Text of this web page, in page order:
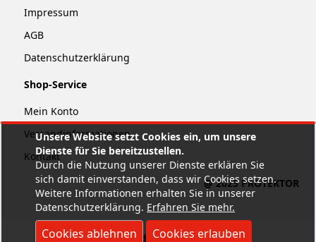
Unsere Website setzt Cookies ein, um unsere
Dienste für Sie bereitzustellen.
Durch die Nutzung unserer Dienste erklären Sie
sich damit einverstanden, dass wir Cookies setzen.
Weitere Informationen erhalten Sie in unserer
Datenschutzerklärung. Erfahren Sie mehr.
Cookies ablehnen Cookies erlauben
Impressum
AGB
Datenschutzerklärung
Shop-Service
Mein Konto
Versandinformationen
Kontakt
@ 2025 PROTEKTOR